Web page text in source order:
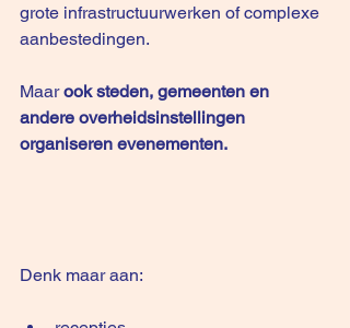
grote infrastructuurwerken of complexe
aanbestedingen.
Maar ook steden, gemeenten en
andere overheidsinstellingen
organiseren evenementen.
Denk maar aan: